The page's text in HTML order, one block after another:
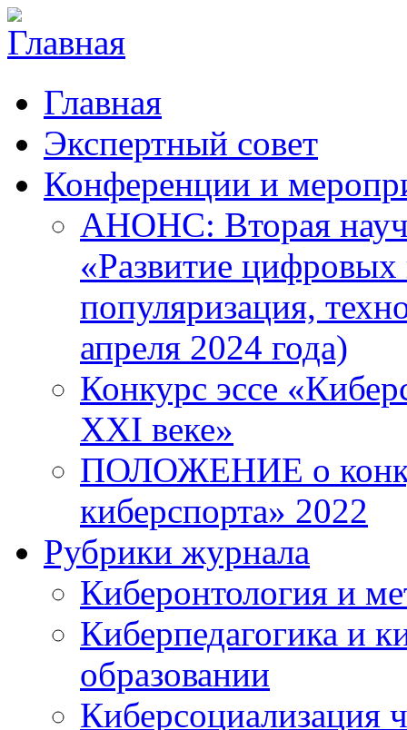
Главная
Экспертный совет
Конференции и
АНОНС: Вторая
«Развитие цифровых
популяризация,
апреля 2024 года)
Конкурс эссе
XXI веке»
ПОЛОЖЕНИЕ о
киберспорта» 2022
Рубрики журнала
Киберонтология и
Киберпедагогика и
образовании
Киберсоциализация